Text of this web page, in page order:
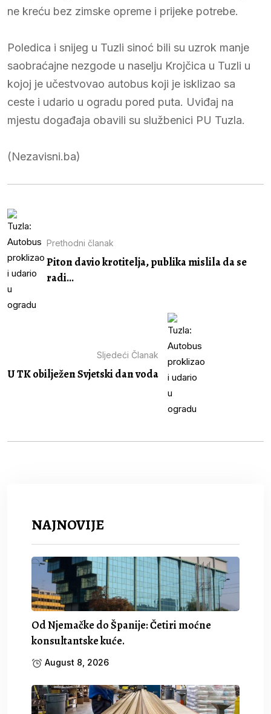
ne kreću bez zimske opreme i prijeke potrebe.
Poledica i snijeg u Tuzli sinoć bili su uzrok manje
saobraćajne nezgode u naselju Krojčica u Tuzli u
kojoj je učestvovao autobus koji je isklizao sa
ceste i udario u ogradu pored puta. Uviđaj na
mjestu događaja obavili su službenici PU Tuzla.
(Nezavisni.ba)
Prethodni članak
Piton davio krotitelja, publika mislila da se
radi...
Sljedeći Članak
U TK obilježen Svjetski dan voda
NAJNOVIJE
Od Njemačke do Španije: Četiri moćne
konsultantske kuće.
August 8, 2026